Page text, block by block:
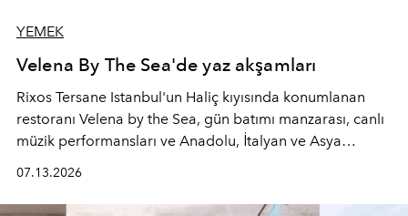
YEMEK
Velena By The Sea'de yaz akşamları
Rixos Tersane Istanbul'un Haliç kıyısında konumlanan
restoranı Velena by the Sea, gün batımı manzarası, canlı
müzik performansları ve Anadolu, İtalyan ve Asya
devam ediyor.
07.13.2026